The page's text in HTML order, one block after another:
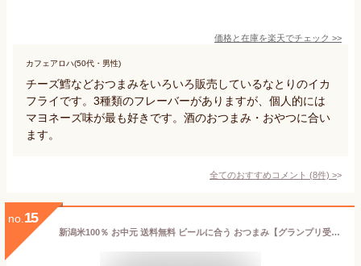
価格と在庫を楽天でチェック >>
カフェアロハ(50代・男性)
チーズ鱈などおつまみをいろいろ販売しているなとりのイカ
フライです。3種類のフレーバーがありますが、個人的には
マヨネーズ味が最も好きです。酒のおつまみ・おやつに合い
ます。
全てのおすすめコメント (8件) >
no. 15
新潟米100％ お中元 送料無料 ビールに合う おつまみ【グランプリ受賞】おつまみ Bセット おせんべい 内祝い ジャパンフードセレクション マヨネーズおかき ギフト 新潟米 あられ おかき 出産内祝い お礼 お供え【新潟 加藤製菓】